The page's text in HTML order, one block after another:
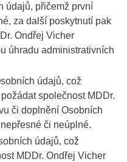
údajů, přičemž první
za další poskytnutí pak
Ondřej Vicher
úhradu administrativních
údajů, což
společnost MDDr.
či doplnění Osobních
či neúplné.
údajů, což
MDDr. Ondřej Vicher